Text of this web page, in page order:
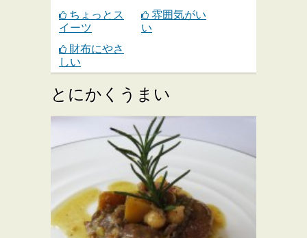
ちょっとス
イーツ
雰囲気がい
い
財布にやさ
しい
とにかくうまい